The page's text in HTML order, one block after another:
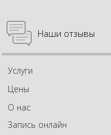
Наши отзывы
Услуги
Цены
О нас
Запись онлайн